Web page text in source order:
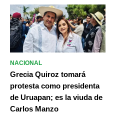
NACIONAL
Grecia Quiroz tomará
protesta como presidenta
de Uruapan; es la viuda de
Carlos Manzo